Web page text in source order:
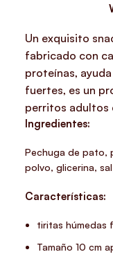
Un exquisito
fabricado con
proteínas,
fuertes, es un
perritos adultos
Ingredientes:
Pechuga de pato,
polvo, glicerina,
Características:
tiritas húmedas
Tamaño 10 cm